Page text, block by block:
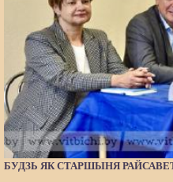
БУДЗЬ ЯК СТАРШЫНЯ